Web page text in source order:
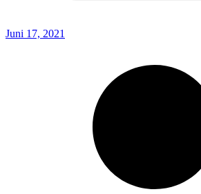
Juni 17, 2021